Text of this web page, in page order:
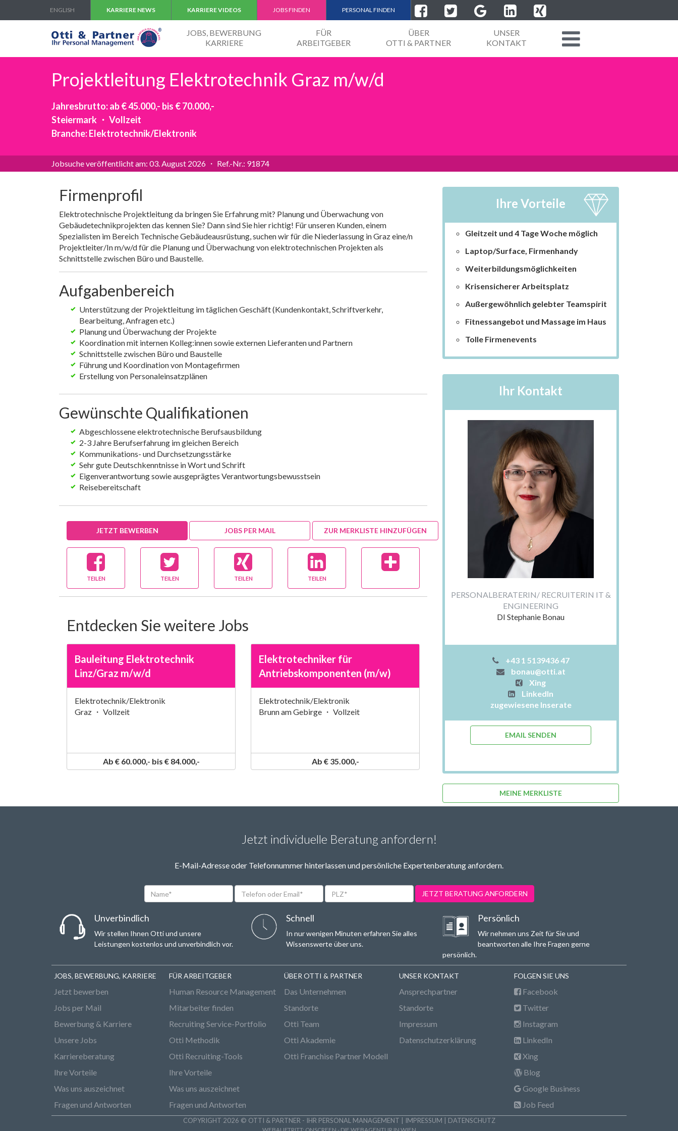
ENGLISH KARRIERE NEWS KARRIERE VIDEOS JOBS FINDEN PERSONAL FINDEN
JOBS, BEWERBUNG
KARRIERE
FÜR
ARBEITGEBER
ÜBER
OTTI & PARTNER
UNSER
KONTAKT
Projektleitung Elektrotechnik Graz m/w/d
Jahresbrutto: ab € 45.000,- bis € 70.000,-
Steiermark ・ Vollzeit
Branche: Elektrotechnik/Elektronik
Jobsuche veröffentlicht am: 03. August 2026 ・ Ref.-Nr.: 91874
Firmenprofil
Elektrotechnische Projektleitung da bringen Sie Erfahrung mit? Planung und Überwachung von
Gebäudetechnikprojekten das kennen Sie? Dann sind Sie hier richtig! Für unseren Kunden, einem
Spezialisten im Bereich Technische Gebäudeausrüstung, suchen wir für die Niederlassung in Graz eine/n
Projektleiter/In m/w/d für die Planung und Überwachung von elektrotechnischen Projekten als
Schnittstelle zwischen Büro und Baustelle.
Aufgabenbereich
Unterstützung der Projektleitung im täglichen Geschäft (Kundenkontakt, Schriftverkehr,
Bearbeitung, Anfragen etc.)
Planung und Überwachung der Projekte
Koordination mit internen Kolleg:innen sowie externen Lieferanten und Partnern
Schnittstelle zwischen Büro und Baustelle
Führung und Koordination von Montagefirmen
Erstellung von Personaleinsatzplänen
Gewünschte Qualifikationen
Abgeschlossene elektrotechnische Berufsausbildung
2-3 Jahre Berufserfahrung im gleichen Bereich
Kommunikations- und Durchsetzungsstärke
Sehr gute Deutschkenntnisse in Wort und Schrift
Eigenverantwortung sowie ausgeprägtes Verantwortungsbewusstsein
Reisebereitschaft
JETZT BEWERBEN JOBS PER MAIL ZUR MERKLISTE HINZUFÜGEN
TEILEN TEILEN TEILEN TEILEN
Entdecken Sie weitere Jobs
Bauleitung Elektrotechnik
Linz/Graz m/w/d
Elektrotechnik/Elektronik
Graz ・ Vollzeit
Ab € 60.000,- bis € 84.000,-
Elektrotechniker für
Antriebskomponenten (m/w)
Elektrotechnik/Elektronik
Brunn am Gebirge ・ Vollzeit
Ab € 35.000,-
Ihre Vorteile
Gleitzeit und 4 Tage Woche möglich
Laptop/Surface, Firmenhandy
Weiterbildungsmöglichkeiten
Krisensicherer Arbeitsplatz
Außergewöhnlich gelebter Teamspirit
Fitnessangebot und Massage im Haus
Tolle Firmenevents
Ihr Kontakt
PERSONALBERATERIN/ RECRUITERIN IT &
ENGINEERING
DI Stephanie Bonau
+43 1 5139436 47
bonau@otti.at
Xing
LinkedIn
zugewiesene Inserate
EMAIL SENDEN
MEINE MERKLISTE
Jetzt individuelle Beratung anfordern!
E-Mail-Adresse oder Telefonnummer hinterlassen und persönliche Expertenberatung anfordern.
Name*
Telefon
oder
PLZ* JETZT BERATUNG ANFORDERN
Unverbindlich
Wir stellen Ihnen Otti und unsere
Leistungen kostenlos und unverbindlich vor.
Schnell
In nur wenigen Minuten erfahren Sie alles
Wissenswerte über uns.
Persönlich
Wir nehmen uns Zeit für Sie und
beantworten alle Ihre Fragen gerne
persönlich.
JOBS, BEWERBUNG, KARRIERE
Jetzt bewerben
Jobs per Mail
Bewerbung & Karriere
Unsere Jobs
Karriereberatung
Ihre Vorteile
Was uns auszeichnet
Fragen und Antworten
FÜR ARBEITGEBER
Human Resource Management
Mitarbeiter finden
Recruiting Service-Portfolio
Otti Methodik
Otti Recruiting-Tools
Ihre Vorteile
Was uns auszeichnet
Fragen und Antworten
ÜBER OTTI & PARTNER
Das Unternehmen
Standorte
Otti Team
Otti Akademie
Otti Franchise Partner Modell
UNSER KONTAKT
Ansprechpartner
Standorte
Impressum
Datenschutzerklärung
FOLGEN SIE UNS
Facebook
Twitter
Instagram
LinkedIn
Xing
Blog
Google Business
Job Feed
COPYRIGHT 2026 © OTTI & PARTNER - IHR PERSONAL MANAGEMENT | IMPRESSUM | DATENSCHUTZ
WEBAUFTRITT: ONSCREEN - DIE WEBAGENTUR IN WIEN